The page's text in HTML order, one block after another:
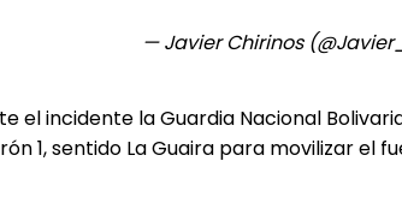
— Javier Chirinos
el incidente la Guardia Nacional
1, sentido La Guaira para movilizar el